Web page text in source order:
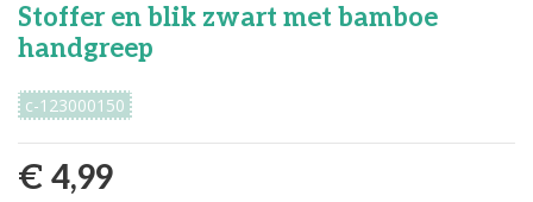
Stoffer en blik zwart met bamboe
handgreep
c-123000150
€ 4,99